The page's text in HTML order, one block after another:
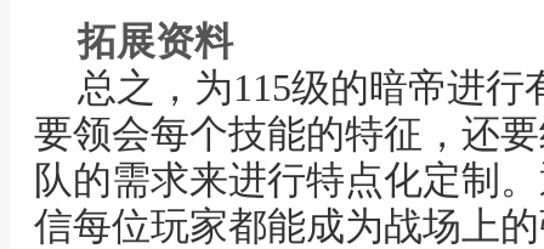
拓展资料
总之，为115级的暗帝进
要领会每个技能的特征，还
队的需求来进行特点化定制
信每位玩家都能成为战场上